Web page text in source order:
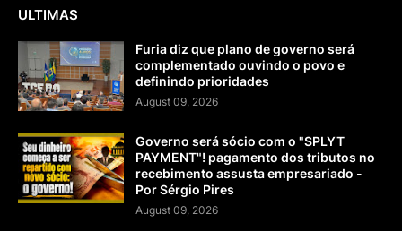
ULTIMAS
Furia diz que plano de governo será
complementado ouvindo o povo e
definindo prioridades
August 09, 2026
Governo será sócio com o "SPLYT
PAYMENT"! pagamento dos tributos no
recebimento assusta empresariado -
Por Sérgio Pires
August 09, 2026